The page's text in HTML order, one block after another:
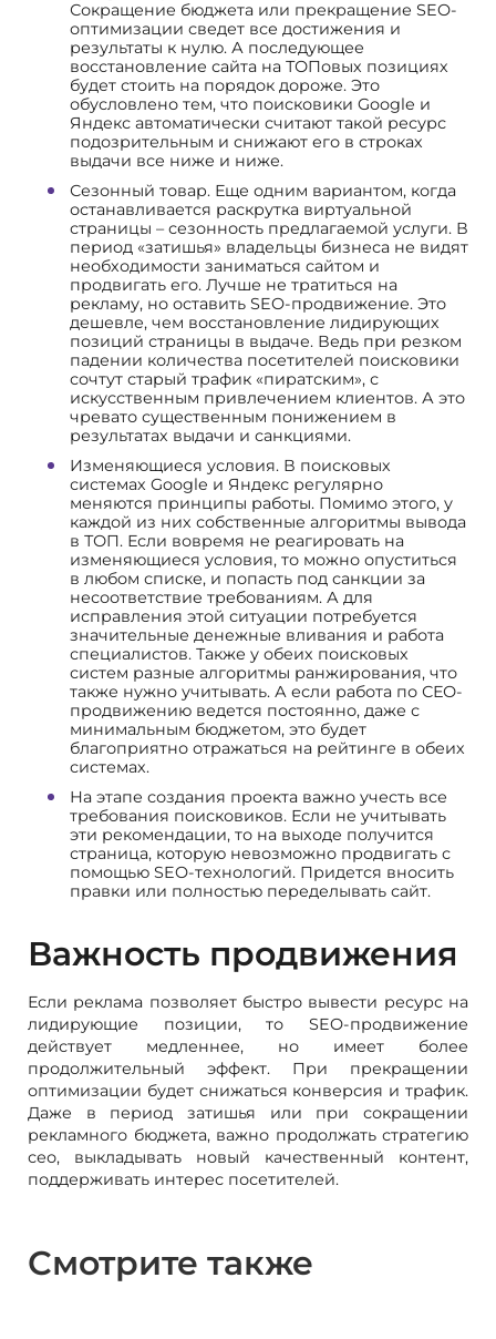
Сокращение бюджета или прекращение SEO-
оптимизации сведет все достижения и
результаты к нулю. А последующее
восстановление сайта на ТОПовых позициях
будет стоить на порядок дороже. Это
обусловлено тем, что поисковики Google и
Яндекс автоматически считают такой ресурс
подозрительным и снижают его в строках
выдачи все ниже и ниже.
Сезонный товар. Еще одним вариантом, когда
останавливается раскрутка виртуальной
страницы – сезонность предлагаемой услуги. В
период «затишья» владельцы бизнеса не видят
необходимости заниматься сайтом и
продвигать его. Лучше не тратиться на
рекламу, но оставить SEO-продвижение. Это
дешевле, чем восстановление лидирующих
позиций страницы в выдаче. Ведь при резком
падении количества посетителей поисковики
сочтут старый трафик «пиратским», с
искусственным привлечением клиентов. А это
чревато существенным понижением в
результатах выдачи и санкциями.
Изменяющиеся условия. В поисковых
системах Google и Яндекс регулярно
меняются принципы работы. Помимо этого, у
каждой из них собственные алгоритмы вывода
в ТОП. Если вовремя не реагировать на
изменяющиеся условия, то можно опуститься
в любом списке, и попасть под санкции за
несоответствие требованиям. А для
исправления этой ситуации потребуется
значительные денежные вливания и работа
специалистов. Также у обеих поисковых
систем разные алгоритмы ранжирования, что
также нужно учитывать. А если работа по СЕО-
продвижению ведется постоянно, даже с
минимальным бюджетом, это будет
благоприятно отражаться на рейтинге в обеих
системах.
На этапе создания проекта важно учесть все
требования поисковиков. Если не учитывать
эти рекомендации, то на выходе получится
страница, которую невозможно продвигать с
помощью SEO-технологий. Придется вносить
правки или полностью переделывать сайт.
Важность продвижения
Если реклама позволяет быстро вывести ресурс на
лидирующие позиции, то SEO-продвижение
действует медленнее, но имеет более
продолжительный эффект. При прекращении
оптимизации будет снижаться конверсия и трафик.
Даже в период затишья или при сокращении
рекламного бюджета, важно продолжать стратегию
сео, выкладывать новый качественный контент,
поддерживать интерес посетителей.
Смотрите также